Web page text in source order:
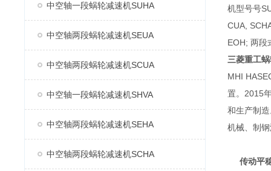
中空轴一段蜗轮减速机SUHA
中空轴两段蜗轮减速机SEUA
中空轴两段蜗轮减速机SCUA
中空轴一段蜗轮减速机SHVA
中空轴两段蜗轮减速机SEHA
中空轴两段蜗轮减速机SCHA
机型号号
CUA,
EOH; 两段
三菱重工
MHI
置。2015
和生产制
机械、制
传动平